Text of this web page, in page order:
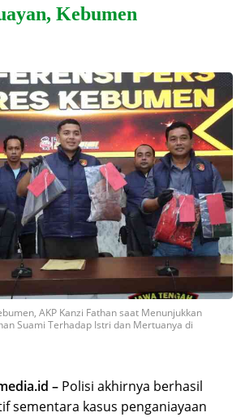
Kebumen
AKP Kanzi Fathan saat Menunjukkan
Suami Terhadap Istri dan Mertuanya di
– Polisi akhirnya berhasil
sementara kasus penganiayaan